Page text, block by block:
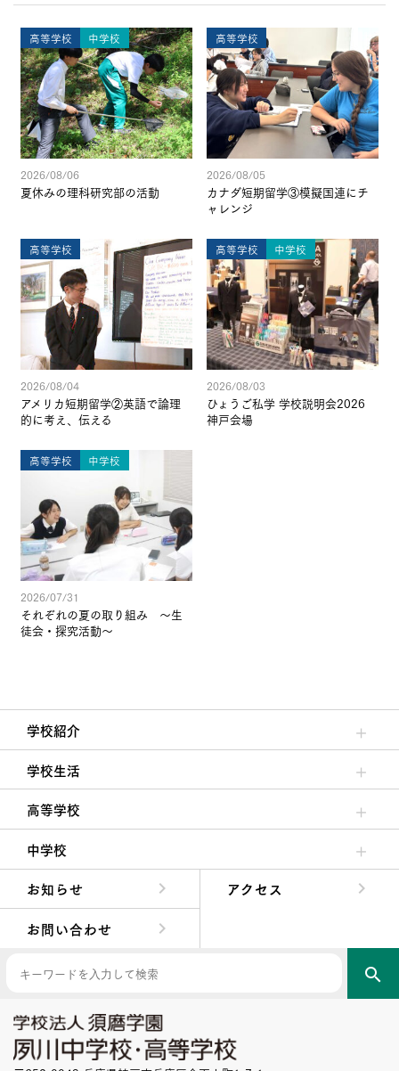
高等学校 中学校
2026/08/06
夏休みの理科研究部の活動
高等学校
2026/08/05
カナダ短期留学③模擬国連にチ
ャレンジ
高等学校
2026/08/04
アメリカ短期留学②英語で論理
的に考え、伝える
高等学校 中学校
2026/08/03
ひょうご私学 学校説明会2026
神戸会場
高等学校 中学校
2026/07/31
それぞれの夏の取り組み ～生
徒会・探究活動～
学校紹介
理事長/学園長メッセージ
安心して任せられる学校
沿革
施設・設備
大学合格実績
学校生活
クラブ活動・生徒会活動
夙川ブログ
制服紹介
夙川カレンダー
高等学校
高校校長からの挨拶
高校の教育方針／特色
特進コース／進学コース
年間行事
先輩たちの声・生徒たちの声
中学校
中学校長からの挨拶
中学校の教育方針／特色
Aコース／Bコース
年間行事
先輩たちの声・生徒たちの声
お知らせ
アクセス
お問い合わせ
search